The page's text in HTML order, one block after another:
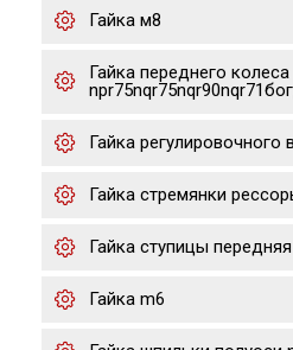
Гайка м8
Гайка переднего
Гайка
Гайка стремянки
Гайка ступицы
Гайка m6